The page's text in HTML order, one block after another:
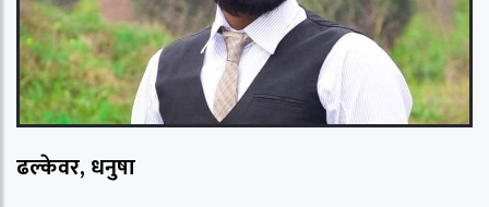
ढल्केवर, धनुषा